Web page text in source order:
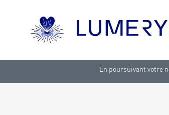
En poursuivant votre